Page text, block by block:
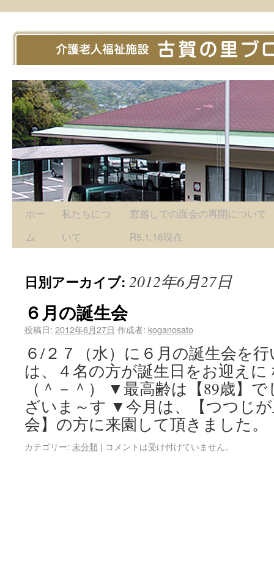
ホー
ム
私たちにつ
いて
窓越しでの面会の再開につい
R5.1.16現在
日別アーカイブ: 2012年6月27日
６月の誕生会
投稿日: 2012年6月27日 作成者: koganosato
６/２７（水）に６月の誕生会を
は、４名の方が誕生日をお迎え
（＾－＾） ▼最高齢は【89歳】
ざいま～す ▼今月は、【つつじ
会】の方に来園して頂きました。
カテゴリー: 未分類 | コメントは受け付けていません。